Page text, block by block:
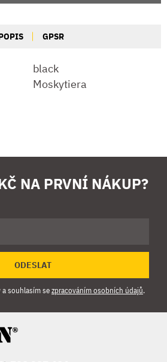
GPSR
black
Moskytiera
NA PRVNÍ NÁKUP?
ODESLAT
souhlasím sezpracováním osobních údajů.